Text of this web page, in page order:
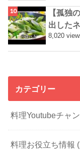
【孤独
出した
8,020
カテゴリー
料理Youtubeチャ
料理お役立ち情報